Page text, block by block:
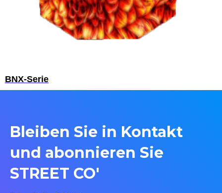
BNX-Serie
Bleiben Sie in Kontakt
und abonnieren Sie
STREET CO'